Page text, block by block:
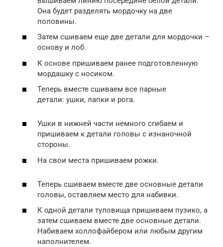
Она будет разделять мордочку на две
половины.
Затем сшиваем еще две детали для мордочки –
основу и лоб.
К основе пришиваем ранее подготовленную
мордашку с носиком.
Теперь вместе сшиваем все парные
детали: ушки, лапки и рога.
Ушки в нижней части немного сгибаем и
пришиваем к детали головы с изнаночной
стороны.
На свои места пришиваем рожки.
Теперь сшиваем вместе две основные детали
головы, оставляем место для набивки.
К одной детали туловища пришиваем пузико, а
затем сшиваем вместе две основные детали.
Набиваем холлофайбером или любым другим
наполнителем.